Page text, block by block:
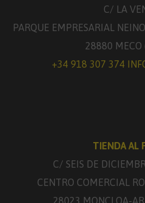
C/ LA
PARQUE EMPRESARIAL
28880 MECO
+34 918 307 374
TIENDA AL
C/ SEIS DE
CENTRO COMERCIAL
28023 MONCLOA-